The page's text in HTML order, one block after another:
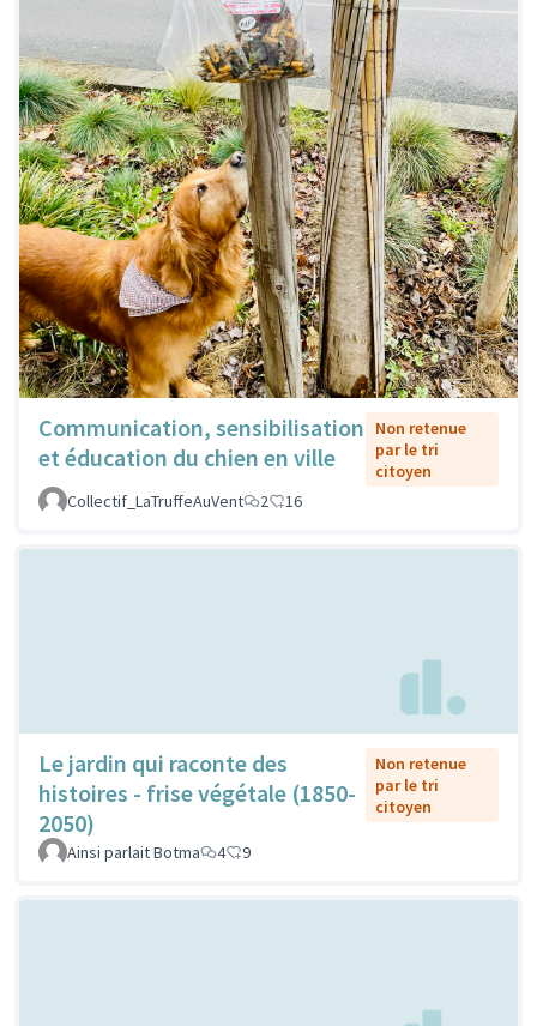
Communication, sensibilisation
et éducation du chien en ville
Non retenue
par le tri
citoyen
Collectif_LaTruffeAuVent
2 16
Le jardin qui raconte des
histoires - frise végétale (1850-
2050)
Non retenue
par le tri
citoyen
Ainsi parlait Botma 4 9